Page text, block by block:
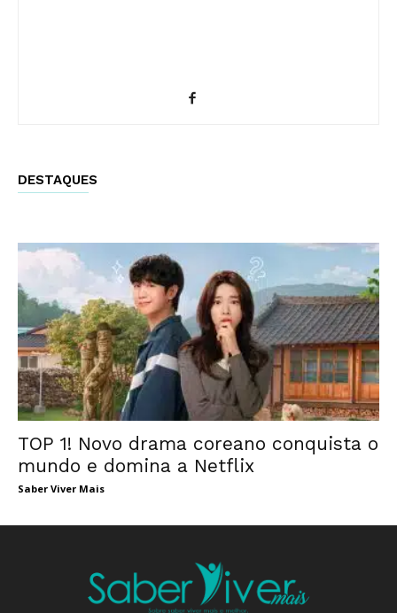
DESTAQUES
TOP 1! Novo drama coreano conquista o
mundo e domina a Netflix
Saber Viver Mais